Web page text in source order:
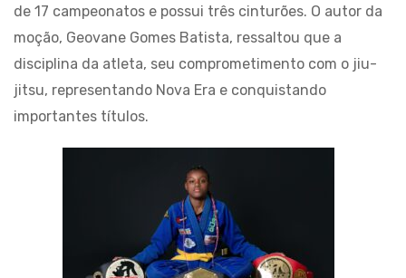
de 17 campeonatos e possui três cinturões. O autor da
moção, Geovane Gomes Batista, ressaltou que a
disciplina da atleta, seu comprometimento com o jiu-
jitsu, representando Nova Era e conquistando
importantes títulos.